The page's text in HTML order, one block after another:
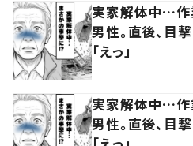
実家解体中…作
男性。直後、目
「えっ」
実家解体中…作
男性。直後、目